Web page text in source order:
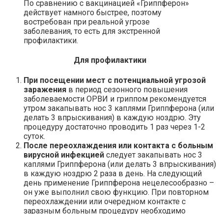
По сравнению с вакцинацией «Гриппферон»
действует намного быстрее, поэтому
востребован при реальной угрозе
заболевания, то есть для экстренной
профилактики.
Для профилактики
При посещении мест с потенциальной угрозой
заражения в период сезонного повышения
заболеваемости ОРВИ и гриппом рекомендуется
утром закапывать нос 3 каплями Гриппферона (или
делать 3 впрыскивания) в каждую ноздрю. Эту
процедуру достаточно проводить 1 раз через 1-2
суток.
После переохлаждения или контакта с больным
вирусной инфекцией следует закапывать нос 3
каплями Гриппферона (или делать 3 впрыскивания)
в каждую ноздрю 2 раза в день. На следующий
день применение Гриппферона нецелесообразно –
он уже выполнил свою функцию. При повторном
переохлаждении или очередном контакте с
заразным больным процедуру необходимо